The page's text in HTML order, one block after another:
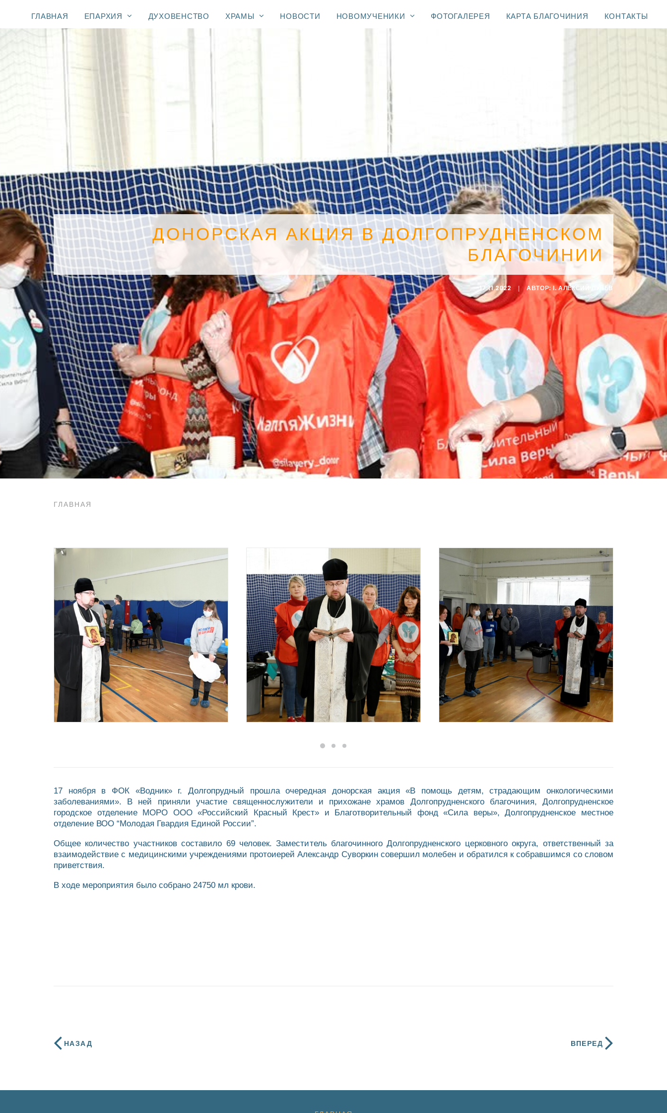
ГЛАВНАЯ ЕПАРХИЯ ДУХОВЕНСТВО ХРАМЫ НОВОСТИ НОВОМУЧЕНИКИ ФОТОГАЛЕРЕЯ КАРТА БЛАГОЧИНИЯ КОНТАКТЫ
ДОНОРСКАЯ АКЦИЯ В ДОЛГОПРУДНЕНСКОМ
БЛАГОЧИНИИ
17.11.2022 АВТОР: I. АЛЕКСИЙ ЛУНЁВ
ГЛАВНАЯ
17 ноября в ФОК «Водник» г. Долгопрудный прошла очередная донорская акция «В помощь детям, страдающим онкологическими
заболеваниями». В ней приняли участие священнослужители и прихожане храмов Долгопрудненского благочиния, Долгопрудненское
городское отделение МОРО ООО «Российский Красный Крест» и Благотворительный фонд «Сила веры», Долгопрудненское местное
отделение ВОО “Молодая Гвардия Единой России”.
Общее количество участников составило 69 человек. Заместитель благочинного Долгопрудненского церковного округа, ответственный за
взаимодействие с медицинскими учреждениями протоиерей Александр Суворкин совершил молебен и обратился к собравшимся со словом
приветствия.
В ходе мероприятия было собрано 24750 мл крови.
НАЗАД ВПЕРЕД